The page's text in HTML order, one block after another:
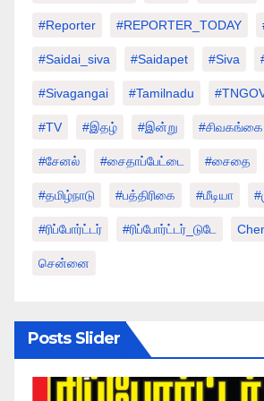
#Reporter #REPORTER_TODAY
#saidai_siva #saidapet #Siva
#sivagangai #tamilnadu
#TV #இதழ் #இன்று #சிவகங்கை
#சேனல் #சைதாப்பேட்டை #சைதை
#தமிழ்நாடு #பத்திரிகை #மீடியா
#ரிப்போர்ட்டர் #ரிப்போர்ட்டர்_டுடே
சென்னை
Posts Slider